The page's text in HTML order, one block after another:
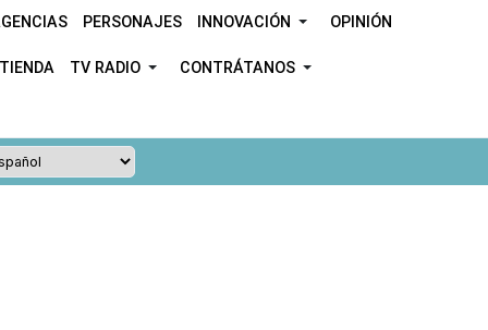
PERSONAJES INNOVACIÓN OPINIÓN
TIENDA TV RADIO CONTRÁTANOS